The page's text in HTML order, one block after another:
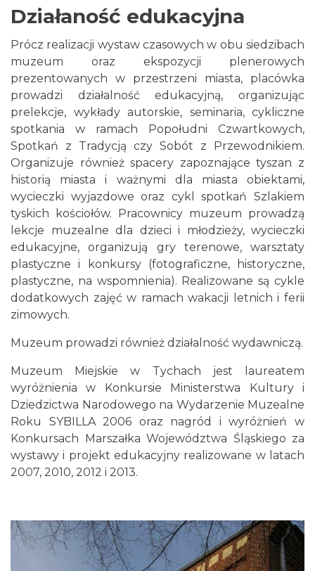
Działaność edukacyjna
Prócz realizacji wystaw czasowych w obu siedzibach
muzeum oraz ekspozycji plenerowych
prezentowanych w przestrzeni miasta, placówka
prowadzi działalność edukacyjną, organizując
prelekcje, wykłady autorskie, seminaria, cykliczne
spotkania w ramach Popołudni Czwartkowych,
Spotkań z Tradycją czy Sobót z Przewodnikiem.
Organizuje również spacery zapoznające tyszan z
historią miasta i ważnymi dla miasta obiektami,
wycieczki wyjazdowe oraz cykl spotkań Szlakiem
tyskich kościołów. Pracownicy muzeum prowadzą
lekcje muzealne dla dzieci i młodzieży, wycieczki
edukacyjne, organizują gry terenowe, warsztaty
plastyczne i konkursy (fotograficzne, historyczne,
plastyczne, na wspomnienia). Realizowane są cykle
dodatkowych zajęć w ramach wakacji letnich i ferii
zimowych.
Muzeum prowadzi również działalność wydawniczą.
Muzeum Miejskie w Tychach jest laureatem
wyróżnienia w Konkursie Ministerstwa Kultury i
Dziedzictwa Narodowego na Wydarzenie Muzealne
Roku SYBILLA 2006 oraz nagród i wyróżnień w
Konkursach Marszałka Województwa Śląskiego za
wystawy i projekt edukacyjny realizowane w latach
2007, 2010, 2012 i 2013.